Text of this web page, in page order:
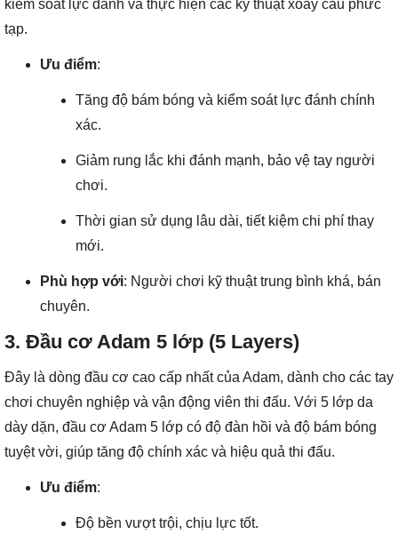
kiểm soát lực đánh và thực hiện các kỹ thuật xoáy cầu phức
tạp.
Ưu điểm:
Tăng độ bám bóng và kiểm soát lực đánh chính
xác.
Giảm rung lắc khi đánh mạnh, bảo vệ tay người
chơi.
Thời gian sử dụng lâu dài, tiết kiệm chi phí thay
mới.
Phù hợp với: Người chơi kỹ thuật trung bình khá, bán
chuyên.
3. Đầu cơ Adam 5 lớp (5 Layers)
Đây là dòng đầu cơ cao cấp nhất của Adam, dành cho các tay
chơi chuyên nghiệp và vận động viên thi đấu. Với 5 lớp da
dày dặn, đầu cơ Adam 5 lớp có độ đàn hồi và độ bám bóng
tuyệt vời, giúp tăng độ chính xác và hiệu quả thi đấu.
Ưu điểm:
Độ bền vượt trội, chịu lực tốt.